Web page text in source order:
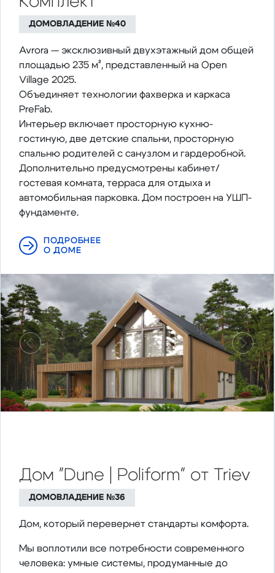
ДОМОВЛАДЕНИЕ №40
Avrora — эксклюзивный двухэтажный дом общей
площадью 235 м², представленный на Open
Village 2025.
Объединяет технологии фахверка и каркаса
PreFab.
Интерьер включает просторную кухню-
гостиную, две детские спальни, просторную
спальню родителей с санузлом и гардеробной.
Дополнительно предусмотрены кабинет/
гостевая комната, терраса для отдыха и
автомобильная парковка. Дом построен на УШП-
фундаменте.
ПОДРОБНЕЕ
О ДОМЕ
Предыдущий
Дом "Dune | Poliform" от Triev
ДОМОВЛАДЕНИЕ №36
Дом, который перевернет стандарты комфорта.
Мы воплотили все потребности современного
человека: умные системы, продуманные до